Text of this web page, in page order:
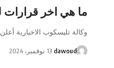
ما هي اخر قرارات
وكالة تليسكوب الاخبارية
dawoud 13 نوفمبر، 2024